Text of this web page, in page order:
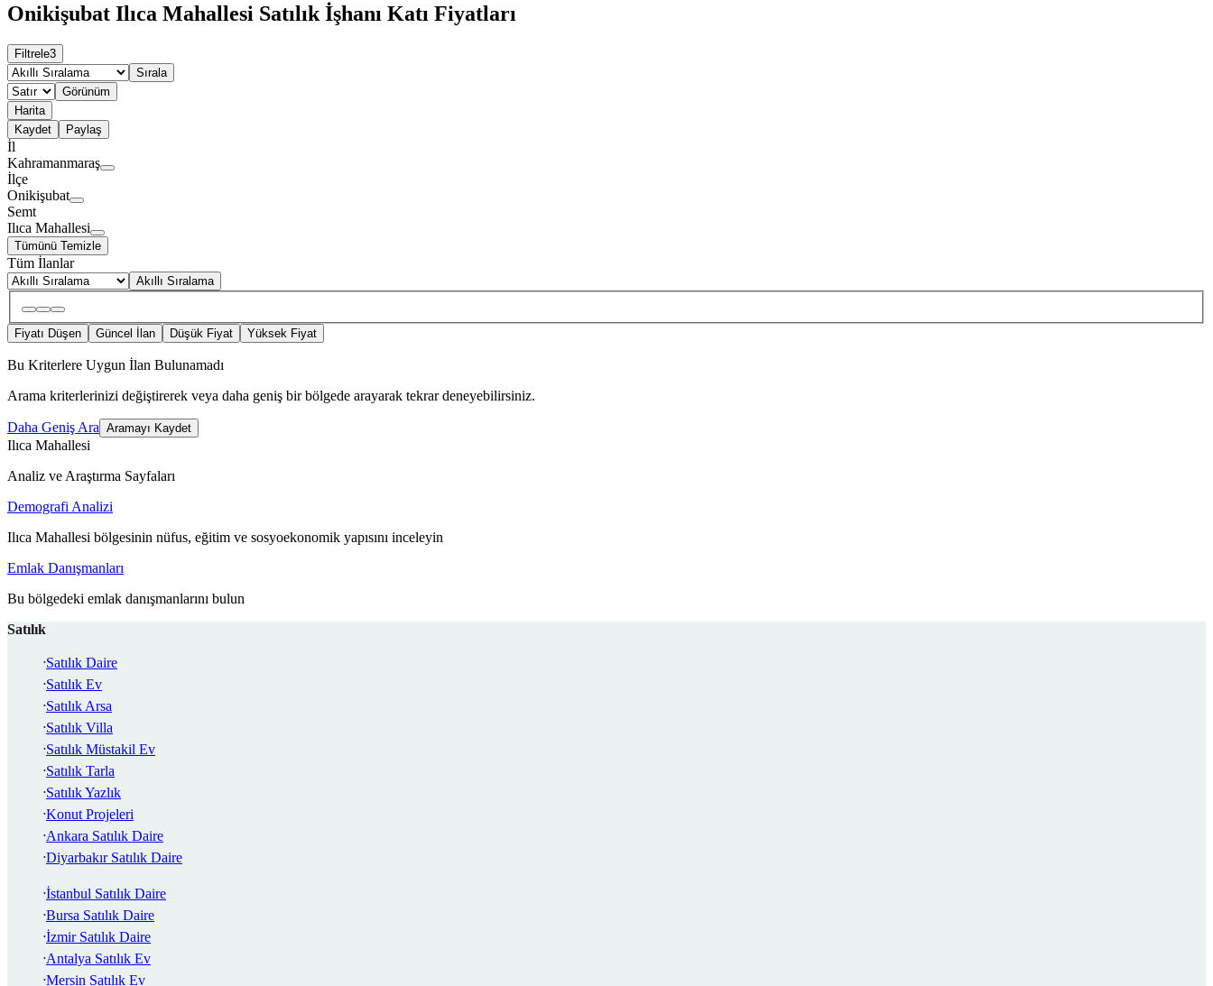
Onikişubat Ilıca Mahallesi Satılık İşhanı Katı Fiyatları
Filtrele3
Sırala
Görünüm
Harita
Kaydet
Paylaş
İl
Kahramanmaraş
İlçe
Onikişubat
Semt
Ilıca Mahallesi
Tümünü Temizle
Tüm İlanlar
Akıllı Sıralama
Fiyatı Düşen Güncel İlan Düşük Fiyat Yüksek Fiyat
Bu Kriterlere Uygun İlan Bulunamadı
Arama kriterlerinizi değiştirerek veya daha geniş bir bölgede arayarak tekrar deneyebilirsiniz.
Daha Geniş Ara Aramayı Kaydet
Ilıca Mahallesi
Analiz ve Araştırma Sayfaları
Demografi Analizi
Ilıca Mahallesi bölgesinin nüfus, eğitim ve sosyoekonomik yapısını inceleyin
Emlak Danışmanları
Bu bölgedeki emlak danışmanlarını bulun
Satılık
Satılık Daire
Satılık Ev
Satılık Arsa
Satılık Villa
Satılık Müstakil Ev
Satılık Tarla
Satılık Yazlık
Konut Projeleri
Ankara Satılık Daire
Diyarbakır Satılık Daire
İstanbul Satılık Daire
Bursa Satılık Daire
İzmir Satılık Daire
Antalya Satılık Ev
Mersin Satılık Ev